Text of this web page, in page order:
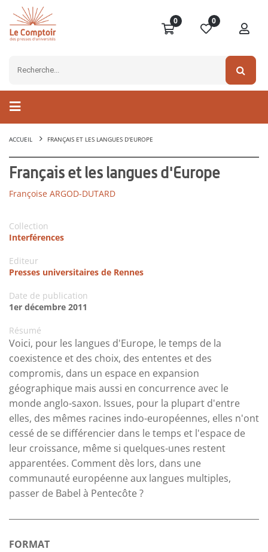
0 0
ACCUEIL FRANÇAIS ET LES LANGUES D'EUROPE
Français et les langues d'Europe
Françoise ARGOD-DUTARD
Collection
Interférences
Editeur
Presses universitaires de Rennes
Date de publication
1er décembre 2011
Résumé
Voici, pour les langues d'Europe, le temps de la
coexistence et des choix, des ententes et des
compromis, dans un espace en expansion
géographique mais aussi en concurrence avec le
monde anglo-saxon. Issues, pour la plupart d'entre
elles, des mêmes racines indo-européennes, elles n'ont
cessé de se différencier dans le temps et l'espace de
leur croissance, même si quelques-unes restent
apparentées. Comment dès lors, dans une
communauté européenne aux langues multiples,
passer de Babel à Pentecôte ?
FORMAT